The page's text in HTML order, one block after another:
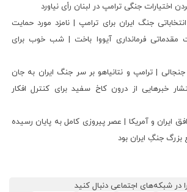
اختیارات جنگی ترامپ در لبنان رأی نیاورد
جنگ ایران برای ترامپ | نامزد مورد حمایت
مقدماتی فرمانداری آیووا باخت | شب خوب برای
| ترامپ و نتانیاهو بر سر جنگ ایران به جان
خبرهایی از درون کاخ سفید برای کنترل افکار
ایران و آمریکا | عصر پیروزی کامل به پایان رسیده
جنگِ ایران بود
در شبکه‌های اجتماعی دنبال کنید